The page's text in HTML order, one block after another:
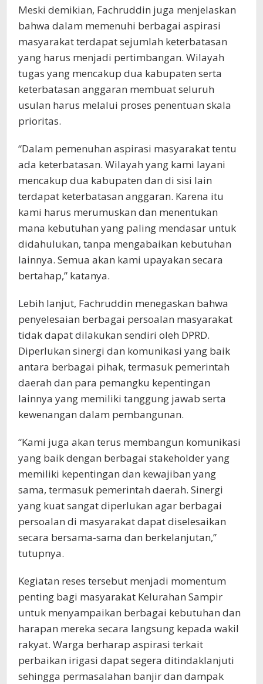
Meski demikian, Fachruddin juga menjelaskan
bahwa dalam memenuhi berbagai aspirasi
masyarakat terdapat sejumlah keterbatasan
yang harus menjadi pertimbangan. Wilayah
tugas yang mencakup dua kabupaten serta
keterbatasan anggaran membuat seluruh
usulan harus melalui proses penentuan skala
prioritas.
“Dalam pemenuhan aspirasi masyarakat tentu
ada keterbatasan. Wilayah yang kami layani
mencakup dua kabupaten dan di sisi lain
terdapat keterbatasan anggaran. Karena itu
kami harus merumuskan dan menentukan
mana kebutuhan yang paling mendasar untuk
didahulukan, tanpa mengabaikan kebutuhan
lainnya. Semua akan kami upayakan secara
bertahap,” katanya.
Lebih lanjut, Fachruddin menegaskan bahwa
penyelesaian berbagai persoalan masyarakat
tidak dapat dilakukan sendiri oleh DPRD.
Diperlukan sinergi dan komunikasi yang baik
antara berbagai pihak, termasuk pemerintah
daerah dan para pemangku kepentingan
lainnya yang memiliki tanggung jawab serta
kewenangan dalam pembangunan.
“Kami juga akan terus membangun komunikasi
yang baik dengan berbagai stakeholder yang
memiliki kepentingan dan kewajiban yang
sama, termasuk pemerintah daerah. Sinergi
yang kuat sangat diperlukan agar berbagai
persoalan di masyarakat dapat diselesaikan
secara bersama-sama dan berkelanjutan,”
tutupnya.
Kegiatan reses tersebut menjadi momentum
penting bagi masyarakat Kelurahan Sampir
untuk menyampaikan berbagai kebutuhan dan
harapan mereka secara langsung kepada wakil
rakyat. Warga berharap aspirasi terkait
perbaikan irigasi dapat segera ditindaklanjuti
sehingga permasalahan banjir dan dampak